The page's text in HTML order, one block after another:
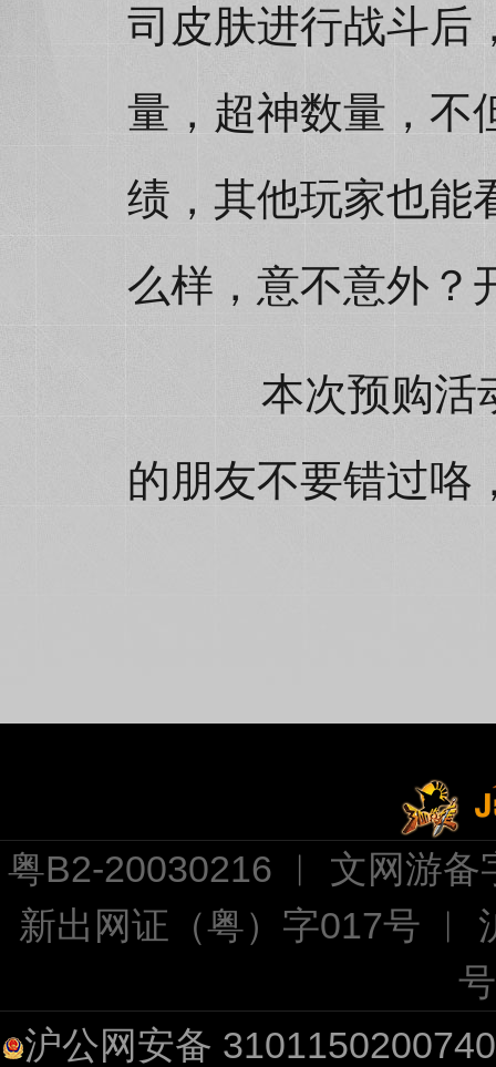
司皮肤进行战斗后
量，超神数量，不
绩，其他玩家也能
么样，意不意外？
本次预购活动
的朋友不要错过咯
粤B2-20030216 ︱ 文网游
新出网证（粤）字017号 ︱
沪公网安备